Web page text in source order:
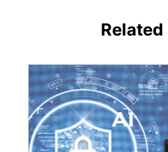
Related